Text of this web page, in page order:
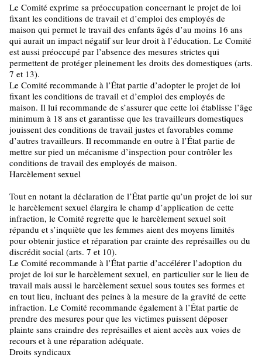
Le Comité exprime sa préoccupation concernant le projet de loi
fixant les conditions de travail et d’emploi des employés de
maison qui permet le travail des enfants âgés d’au moins 16 ans
qui aurait un impact négatif sur leur droit à l’éducation. Le Comité
est aussi préoccupé par l’absence des mesures strictes qui
permettent de protéger pleinement les droits des domestiques (arts.
7 et 13).
Le Comité recommande à l’État partie d’adopter le projet de loi
fixant les conditions de travail et d’emploi des employés de
maison. Il lui recommande de s’assurer que cette loi établisse l’âge
minimum à 18 ans et garantisse que les travailleurs domestiques
jouissent des conditions de travail justes et favorables comme
d’autres travailleurs. Il recommande en outre à l’État partie de
mettre sur pied un mécanisme d’inspection pour contrôler les
conditions de travail des employés de maison.
Harcèlement sexuel
Tout en notant la déclaration de l’État partie qu’un projet de loi sur
le harcèlement sexuel élargira le champ d’application de cette
infraction, le Comité regrette que le harcèlement sexuel soit
répandu et s’inquiète que les femmes aient des moyens limités
pour obtenir justice et réparation par crainte des représailles ou du
discrédit social (arts. 7 et 10).
Le Comité recommande à l’État partie d’accélérer l’adoption du
projet de loi sur le harcèlement sexuel, en particulier sur le lieu de
travail mais aussi le harcèlement sexuel sous toutes ses formes et
en tout lieu, incluant des peines à la mesure de la gravité de cette
infraction. Le Comité recommande également à l’État partie de
prendre des mesures pour que les victimes puissent déposer
plainte sans craindre des représailles et aient accès aux voies de
recours et à une réparation adéquate.
Droits syndicaux